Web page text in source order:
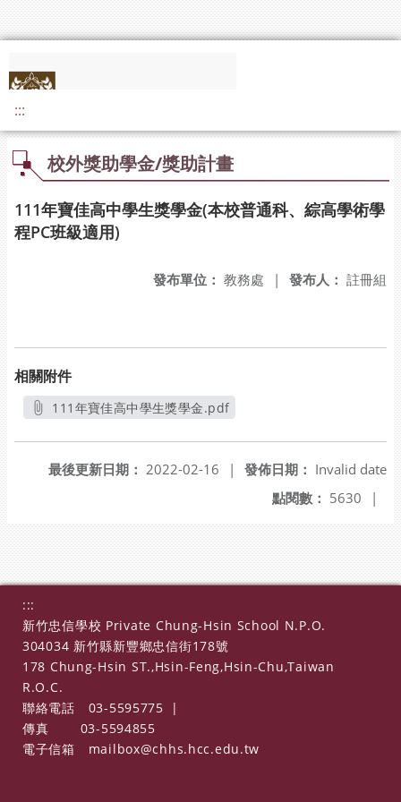
:::
校外獎助學金/獎助計畫
111年寶佳高中學生獎學金(本校普通科、綜高學術學
程PC班級適用)
發布人： 註冊組
發布單位： 教務處 |
相關附件
111年寶佳高中學生獎學金.pdf
發佈日期： Invalid date
最後更新日期： 2022-02-16
|
點閱數： 5630 |
:::
新竹忠信學校 Private Chung-Hsin School N.P.O.
304034 新竹縣新豐鄉忠信街178號
178 Chung-Hsin ST.,Hsin-Feng,Hsin-Chu,Taiwan
R.O.C.
聯絡電話
03-5595775
|
傳真
03-5594855
電子信箱
mailbox@chhs.hcc.edu.tw